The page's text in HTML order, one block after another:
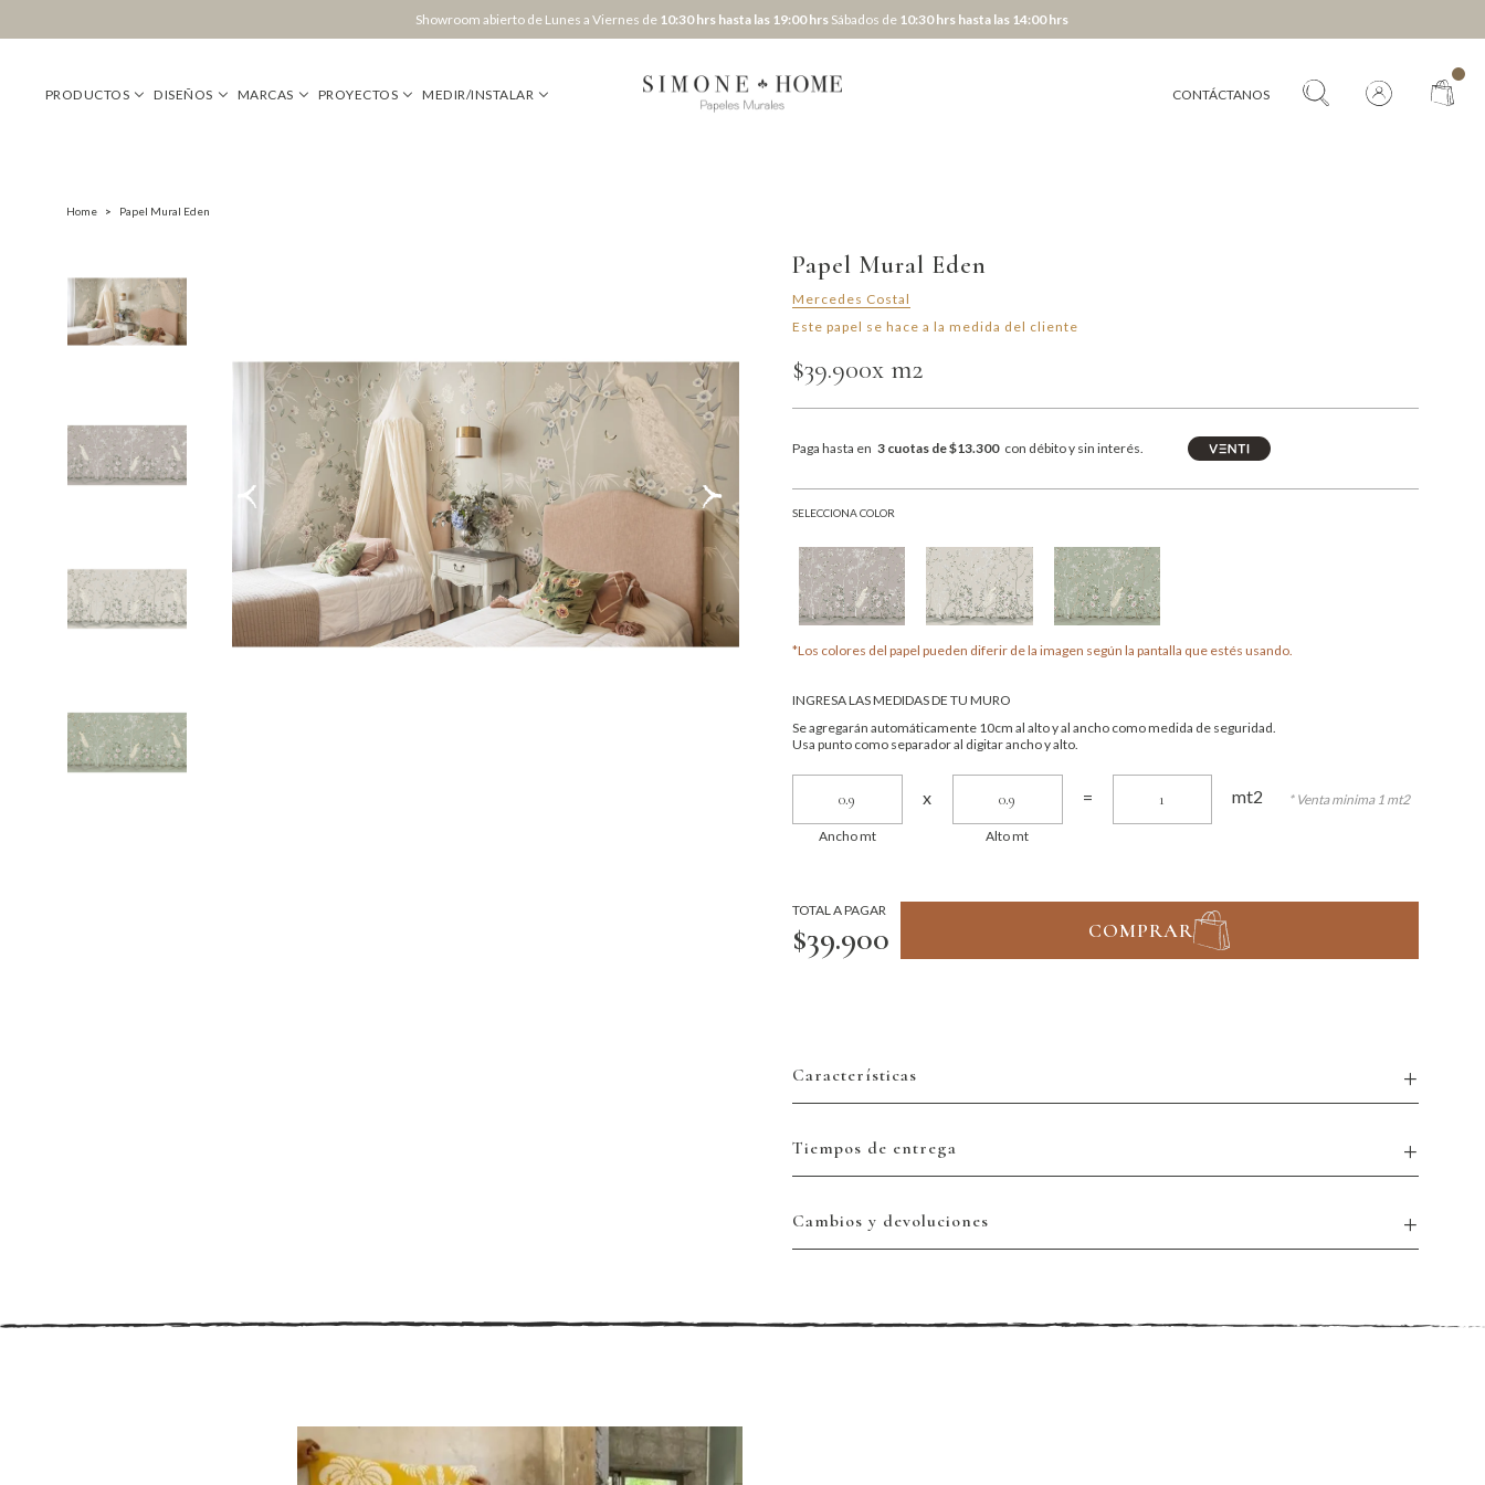
Showroom abierto de Lunes a Viernes de 10:30 hrs hasta las 19:00 hrs Sábados de 10:30 hrs hasta las 14:00 hrs
PRODUCTOS DISEÑOS MARCAS PROYECTOS MEDIR/INSTALAR CONTÁCTANOS
Home > Papel Mural Eden
Papel Mural Eden
Mercedes Costal
Este papel se hace a la medida del cliente
$39.900x m2
Paga hasta en 3 cuotas de $13.300 con débito y sin interés.
SELECCIONA COLOR
*Los colores del papel pueden diferir de la imagen según la pantalla que estés usando.
INGRESA LAS MEDIDAS DE TU MURO
Se agregarán automáticamente 10cm al alto y al ancho como medida de seguridad.
Usa punto como separador al digitar ancho y alto.
Ancho mt
x
Alto mt
= mt2 * Venta minima 1 mt2
TOTAL A PAGAR
$39.900 COMPRAR
Características
Tiempos de entrega
Cambios y devoluciones